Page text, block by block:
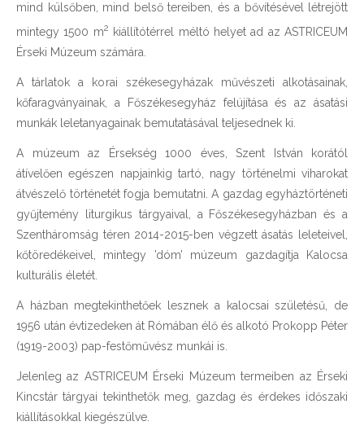
mind külsőben, mind belső tereiben, és a bővítésével létrejött
mintegy 1500 m2 kiállítótérrel méltó helyet ad az ASTRICEUM
Érseki Múzeum számára.
A tárlatok a korai székesegyházak művészeti alkotásainak,
kőfaragványainak, a Főszékesegyház felújítása és az ásatási
munkák leletanyagainak bemutatásával teljesednek ki.
A múzeum az Érsekség 1000 éves, Szent István korától
átívelően egészen napjainkig tartó, nagy történelmi viharokat
átvészelő történetét fogja bemutatni. A gazdag egyháztörténeti
gyűjtemény liturgikus tárgyaival, a Főszékesegyházban és a
Szentháromság téren 2014-2015-ben végzett ásatás leleteivel,
kőtöredékeivel, mintegy ’dóm’ múzeum gazdagítja Kalocsa
kulturális életét.
A házban megtekinthetőek lesznek a kalocsai születésű, de
1956 után évtizedeken át Rómában élő és alkotó Prokopp Péter
(1919-2003) pap-festőművész munkái is.
Jelenleg az ASTRICEUM Érseki Múzeum termeiben az Érseki
Kincstár tárgyai tekinthetők meg, gazdag és érdekes időszaki
kiállításokkal kiegészülve.